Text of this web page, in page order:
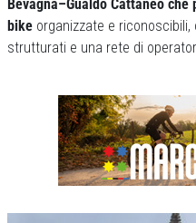
Bevagna–Gualdo Cattaneo
bike organizzate e
strutturati e una rete di